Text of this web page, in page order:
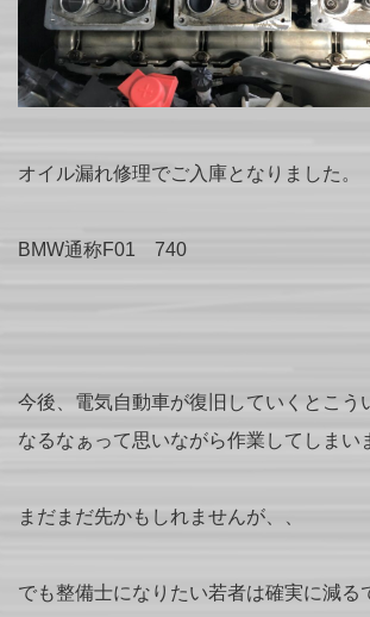
オイル漏れ修理でご入庫となりました。
BMW通称F01 740
今後、電気自動車が復旧していくとこう
なるなぁって思いながら作業してしまい
まだまだ先かもしれませんが、、
でも整備士になりたい若者は確実に減る